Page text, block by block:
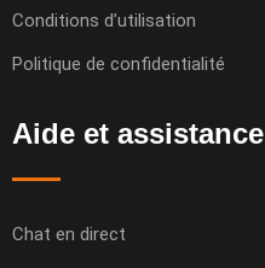
Conditions d’utilisation
Politique de confidentialité
Aide et assistance
Chat en direct